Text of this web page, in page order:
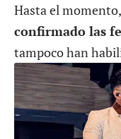
Hasta el
confirmado las
tampoco han